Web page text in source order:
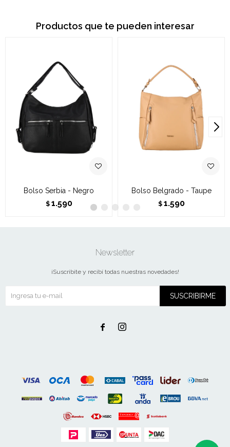
Productos que te pueden interesar
Bolso Serbia - Negro
$ 1.590
Bolso Belgrado - Taupe
$ 1.590
Newsletter
¡Suscribite y recibí todas nuestras novedades!
SUSCRIBIRME
 